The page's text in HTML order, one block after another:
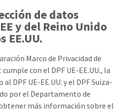
de datos
y del Reino Unido
EE.UU.
Marco de Privacidad de
con el DPF UE-EE.UU., la
DPF UE-EE.UU. y el DPF Suiza-
por el Departamento de
más información sobre el